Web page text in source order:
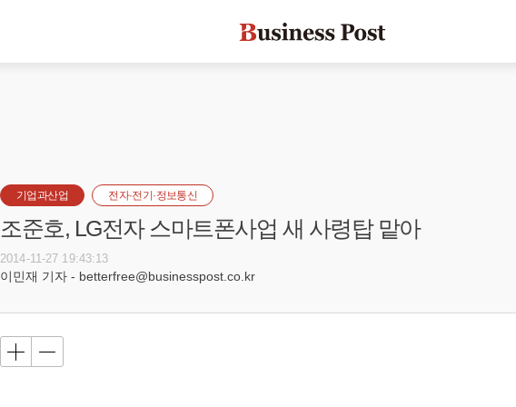
기업과산업 전자·전기·정보통신
조준호, LG전자 스마트폰사업 새 사령탑 맡아
2014-11-27 19:43:13
이민재 기자 - betterfree@businesspost.co.kr